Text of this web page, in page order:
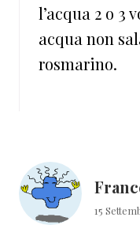
l’acqua 2 o 3
acqua non
rosmarino.
15